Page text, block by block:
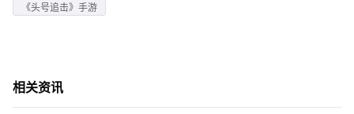
《头号追击》手游
相关资讯